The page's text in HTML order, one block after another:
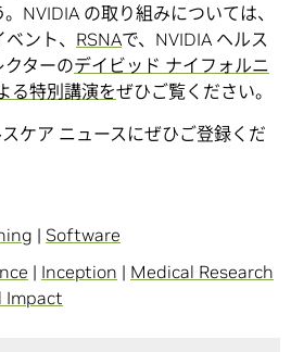
NVIDIA の取り組みについては、
ント、 RSNAで、NVIDIA ヘルス
ターのデイビッド ナイフォルニ
る特別講演をぜひご覧ください。
ケア ニュースにぜひご登録くだ
| Software
| Inception | Medical Research
Impact